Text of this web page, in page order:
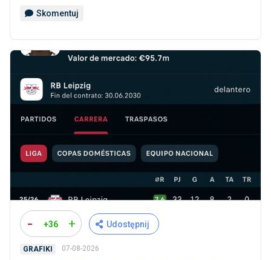
Skomentuj
- +36 + Udostępnij
GRAFIKI 07-08-2026